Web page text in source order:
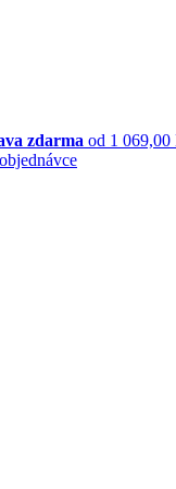
zdarma od 1 069,00